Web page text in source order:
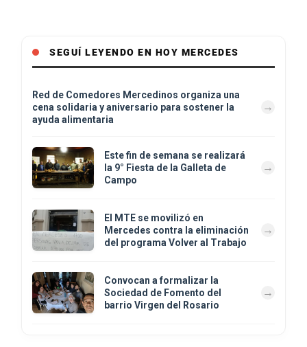
SEGUÍ LEYENDO EN HOY MERCEDES
Red de Comedores Mercedinos organiza una
cena solidaria y aniversario para sostener la
ayuda alimentaria
Este fin de semana se realizará
la 9° Fiesta de la Galleta de
Campo
El MTE se movilizó en
Mercedes contra la eliminación
del programa Volver al Trabajo
Convocan a formalizar la
Sociedad de Fomento del
barrio Virgen del Rosario